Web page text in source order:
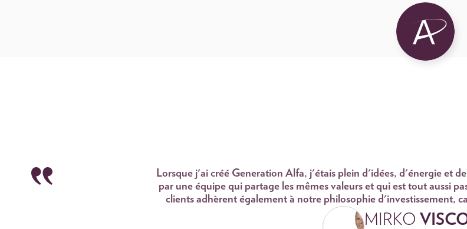
Lorsque j'ai créé Generation Alfa, j'étais plein d'idées, d'énergie et
par une équipe qui partage les mêmes valeurs et qui est tout aussi
clients adhèrent également à notre philosophie d'investissement,
MIRKO